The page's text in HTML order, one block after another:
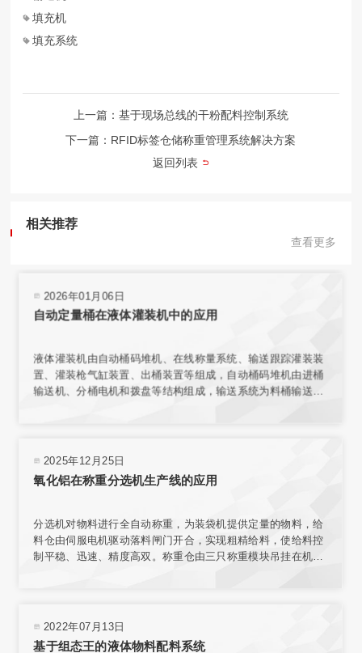
相关推荐
查看更多
2026年01月06日
自动定量桶在液体灌装机中的应用
液体灌装机由自动桶码堆机、在线称量系统、输送跟踪灌装装
置、灌装枪气缸装置、出桶装置等组成，自动桶码堆机由进桶
输送机、分桶电机和拨盘等结构组成，输送系统为料桶输送增
2025年12月25日
氧化铝在称重分选机生产线的应用
分选机对物料进行全自动称重，为装袋机提供定量的物料，给
料仓由伺服电机驱动落料闸门开合，实现粗精给料，使给料控
制平稳、迅速、精度高双。称重仓由三只称重模块吊挂在机架
量，称量模块固定在网板上，且允许重新安装传感器排列位置
2022年07月13日
基于组态王的液体物料配料系统
填充机
填充系统
上一篇：基于现场总线的干粉配料控制系统
返回列表
下一篇：RFID标签仓储称重管理系统解决方案